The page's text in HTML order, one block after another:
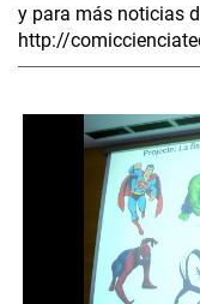
y para más noticias
http://